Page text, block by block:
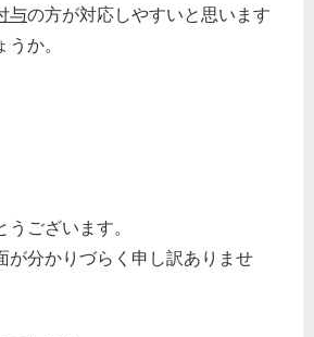
与の方が対応しやすいと思います
か。
ございます。
が分かりづらく申し訳ありませ